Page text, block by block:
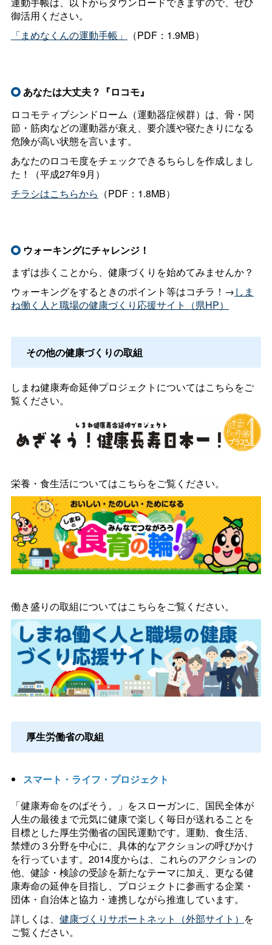
御活用ください。
「まめなくんの運動手帳」
（PDF：1.9MB）
あなたは大丈夫？『ロコモ』
ロコモティブシンドローム（運動器症候群）は、骨・関
節・筋肉などの運動器が衰え、要介護や寝たきりになる
危険が高い状態を言います。
あなたのロコモ度をチェックできるちらしを作成しまし
た！（平成27年9月）
チラシはこちらから （PDF：1.8MB）
ウォーキングにチャレンジ！
まずは歩くことから、健康づくりを始めてみませんか？
ウォーキングをするときのポイント等はコチラ！→しま
ね働く人と職場の健康づくり応援サイト（県HP）
その他の健康づくりの取組
しまね健康寿命延伸プロジェクトについてはこちらをご
覧ください。
栄養・食生活についてはこちらをご覧ください。
働き盛りの取組についてはこちらをご覧ください。
厚生労働省の取組
スマート・ライフ・プロジェクト
「健康寿命をのばそう。」をスローガンに、国民全体が
人生の最後まで元気に健康で楽しく毎日が送れることを
目標とした厚生労働省の国民運動です。運動、食生活、
禁煙の３分野を中心に、具体的なアクションの呼びかけ
を行っています。2014度からは、これらのアクションの
他、健診・検診の受診を新たなテーマに加え、更なる健
康寿命の延伸を目指し、プロジェクトに参画する企業・
団体・自治体と協力・連携しながら推進しています。
詳しくは、 健康づくりサポートネット（外部サイト） を
ご覧ください。